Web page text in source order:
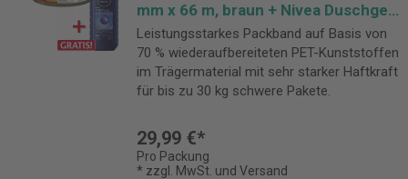
mm x 66 m, braun + Nivea Duschgel
Total Relax 250 ml GRATIS
Leistungsstarkes Packband auf Basis von
70 % wiederaufbereiteten PET-Kunststoffen
im Trägermaterial mit sehr starker Haftkraft
für bis zu 30 kg schwere Pakete.
29,99 €*
Pro Packung
* zzgl. MwSt. und Versand